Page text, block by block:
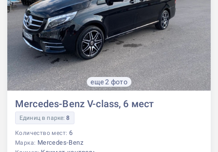
еще 2 фото
Mercedes-Benz V-class, 6 мест
Единиц в парке:8
Количество мест: 6
Марка: Mercedes-Benz